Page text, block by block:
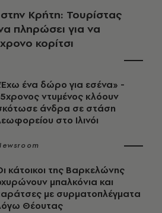
Κρήτη: Τουρίστας
πληρώσει για να
κορίτσι
ένα δώρο για εσένα» -
ντυμένος κλόουν
άνδρα σε στάση
στο Ιλινόι
κάτοικοι της Βαρκελώνης
μπαλκόνια και
με συρματοπλέγματα
Θέουτας